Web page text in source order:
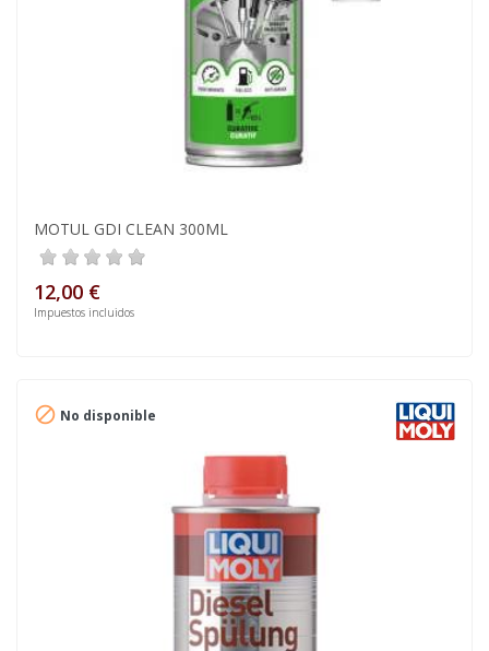
MOTUL GDI CLEAN 300ML
12,00 €
Impuestos incluidos
 No disponible